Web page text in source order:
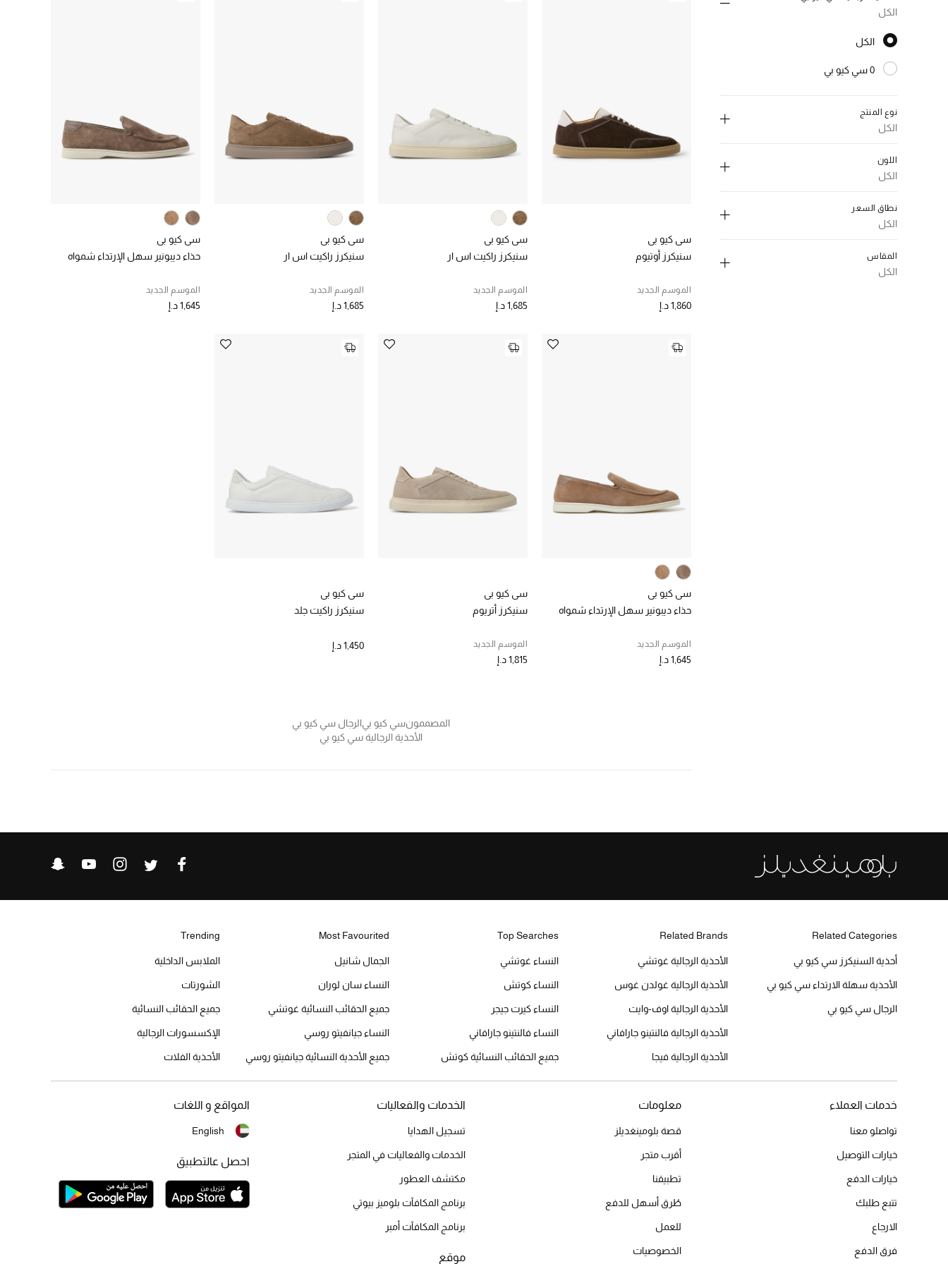
الكل
الكل
0 سي كيو بي
نوع المنتج
الكل
سنيكرز
الترتيب حسب نوع المنتج: سنيكرز
اللون
الكل
الترتيب حسب اللون: #895129
نطاق السعر
الكل
المقاس
الكل
سي كيو بي
سنيكرز أوتيوم
الموسم الجديد
1,860 د.إ
سي كيو بي
سنيكرز راكيت اس ار
الموسم الجديد
1,685 د.إ
سي كيو بي
سنيكرز راكيت اس ار
الموسم الجديد
1,685 د.إ
سي كيو بي
حذاء ديبونير سهل الإرتداء شمواه
الموسم الجديد
1,645 د.إ
سي كيو بي
حذاء ديبونير سهل الإرتداء شمواه
الموسم الجديد
1,645 د.إ
سي كيو بي
سنيكرز أتريوم
الموسم الجديد
1,815 د.إ
سي كيو بي
سنيكرز راكيت جلد
1,450 د.إ
المصممونسي كيو بيالرجال سي كيو بي
الأحذية الرجالية سي كيو بي
Related Categories
أحذية السنيكرز سي كيو بي
الأحذية سهلة الارتداء سي كيو بي
الرجال سي كيو بي
Related Brands
الأحذية الرجالية غوتشي
الأحذية الرجالية غولدن غوس
الأحذية الرجالية اوف-وايت
الأحذية الرجالية فالنتينو جارافاني
الأحذية الرجالية فيجا
Top Searches
النساء غوتشي
النساء كوتش
النساء كيرت جيجر
النساء فالنتينو جارافاني
جميع الحقائب النسائية كوتش
Most Favourited
الجمال شانيل
النساء سان لوران
جميع الحقائب النسائية غوتشي
النساء جيانفيتو روسي
جميع الأحذية النسائية جيانفيتو روسي
Trending
الملابس الداخلية
الشورتات
جميع الحقائب النسائية
الإكسسورات الرجالية
الأحذية الفلات
خدمات العملاء
تواصلو معنا
خيارات التوصيل
خيارات الدفع
تتبع طلبك
الارجاع
فرق الدفع
معلومات
قصة بلومينغديلز
أقرب متجر
تطبيقنا
طُرق أسهل للدفع
للعمل
الخصوصيات
الخدمات والفعاليات
تسجيل الهدايا
الخدمات والفعاليات في المتجر
مكتشف العطور
برنامج المكافآت بلوميز بيوتي
برنامج المكافآت أمبر
موقع
المواقع و اللغات
English
احصل عالتطبيق